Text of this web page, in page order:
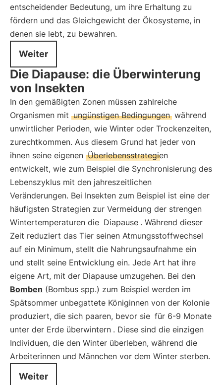
entscheidender Bedeutung, um ihre Erhaltung zu
fördern und das Gleichgewicht der Ökosysteme, in
denen sie lebt, zu bewahren.
Weiter
Die Diapause: die Überwinterung
von Insekten
In den gemäßigten Zonen müssen zahlreiche
Organismen mit ungünstigen Bedingungen während
unwirtlicher Perioden, wie Winter oder Trockenzeiten,
zurechtkommen. Aus diesem Grund hat jeder von
ihnen seine eigenen Überlebensstrategien
entwickelt, wie zum Beispiel die Synchronisierung des
Lebenszyklus mit den jahreszeitlichen
Veränderungen. Bei Insekten zum Beispiel ist eine der
häufigsten Strategien zur Vermeidung der strengen
Wintertemperaturen die Diapause . Während dieser
Zeit reduziert das Tier seinen Atmungsstoffwechsel
auf ein Minimum, stellt die Nahrungsaufnahme ein
und stellt seine Entwicklung ein. Jede Art hat ihre
eigene Art, mit der Diapause umzugehen. Bei den
Bomben (Bombus spp.) zum Beispiel werden im
Spätsommer unbegattete Königinnen von der Kolonie
produziert, die sich paaren, bevor sie für 6-9 Monate
unter der Erde überwintern . Diese sind die einzigen
Individuen, die den Winter überleben, während die
Arbeiterinnen und Männchen vor dem Winter sterben.
Weiter